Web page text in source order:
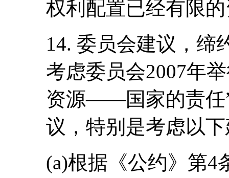
权利配置已经有限
14. 委员会建议，缔
考虑委员会2007年
资源――国家的责任
议，特别是考虑以
(a)根据《公约》第4